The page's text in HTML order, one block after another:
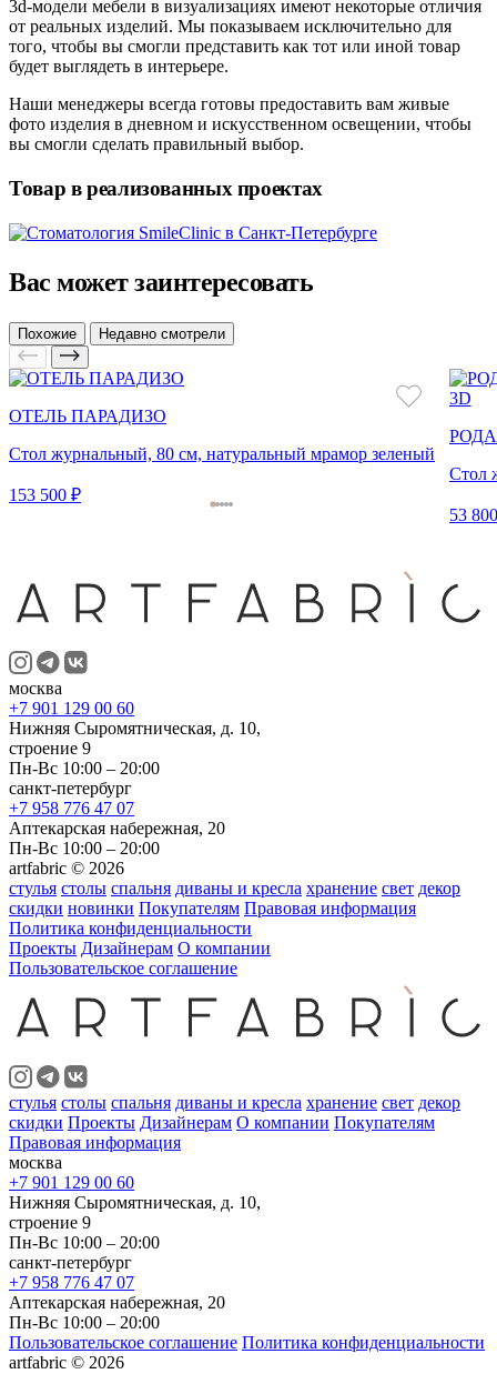
3d-модели мебели в визуализациях имеют некоторые отличия
от реальных изделий. Мы показываем исключительно для
того, чтобы вы смогли представить как тот или иной товар
будет выглядеть в интерьере.
Наши менеджеры всегда готовы предоставить вам живые
фото изделия в дневном и искусственном освещении, чтобы
вы смогли сделать правильный выбор.
Товар в реализованных проектах
Вас может заинтересовать
Похожие Недавно смотрели
ОТЕЛЬ ПАРАДИЗО
Стол журнальный, 80 см, натуральный мрамор зеленый
153 500 ₽
3D
Стол
53
москва
+7 901 129 00 60
Нижняя Сыромятническая, д. 10,
строение 9
Пн-Вс 10:00 – 20:00
санкт-петербург
+7 958 776 47 07
Аптекарская набережная, 20
Пн-Вс 10:00 – 20:00
artfabric © 2026
стулья столы спальня диваны и кресла хранение свет декор
скидки новинки Покупателям Правовая информация
Политика конфиденциальности
Проекты Дизайнерам О компании
Пользовательское соглашение
стулья столы спальня диваны и кресла хранение свет декор
скидки Проекты Дизайнерам О компании Покупателям
Правовая информация
москва
+7 901 129 00 60
Нижняя Сыромятническая, д. 10,
строение 9
Пн-Вс 10:00 – 20:00
санкт-петербург
+7 958 776 47 07
Аптекарская набережная, 20
Пн-Вс 10:00 – 20:00
Пользовательское соглашение Политика конфиденциальности
artfabric © 2026